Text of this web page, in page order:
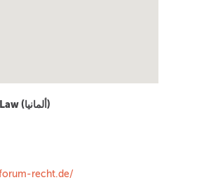
Foundation Forum Law (ألمانيا)
recht.de/